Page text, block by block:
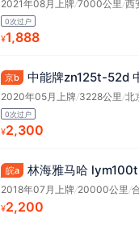
2021年08月上牌/7000公里/西
0次过户
¥1,888
京b 中能牌zn125t-52d
2020年05月上牌/3228公里/北
0次过户
¥2,300
皖a 林海雅马哈
2018年07月上牌/20000公里/
¥2,200